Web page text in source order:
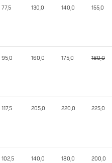
77,5 130,0 140,0 155,0
95,0 160,0 175,0 180,0
117,5 205,0 220,0 225,0
102,5 140,0 180,0 200,0